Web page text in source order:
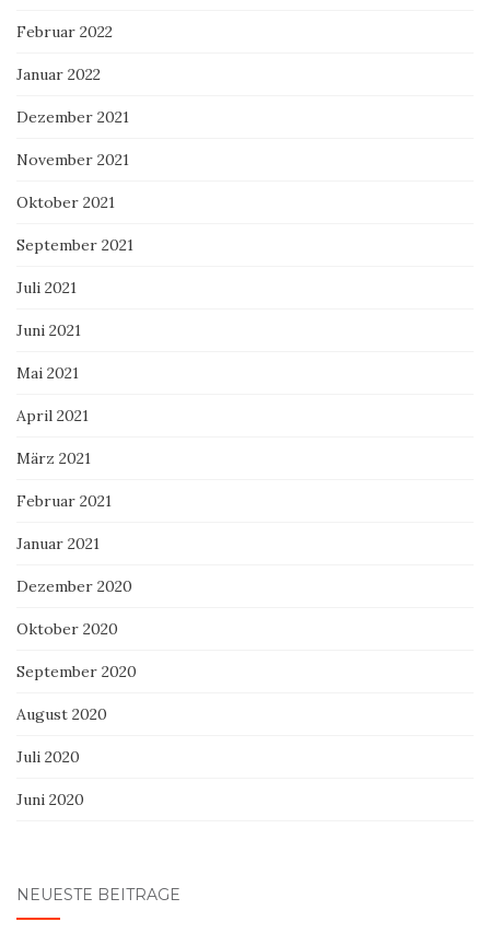
Februar 2022
Januar 2022
Dezember 2021
November 2021
Oktober 2021
September 2021
Juli 2021
Juni 2021
Mai 2021
April 2021
März 2021
Februar 2021
Januar 2021
Dezember 2020
Oktober 2020
September 2020
August 2020
Juli 2020
Juni 2020
NEUESTE BEITRÄGE